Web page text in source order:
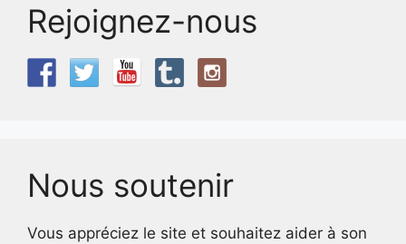
Rejoignez-nous
Nous soutenir
Vous appréciez le site et souhaitez aider à son